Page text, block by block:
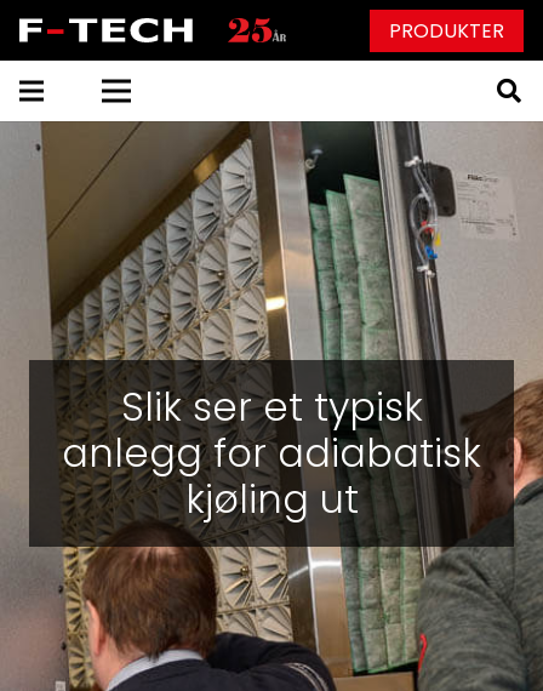
PRODUKTER
Slik ser et typisk
anlegg for adiabatisk
kjøling ut